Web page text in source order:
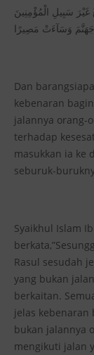
سَبِيلِ الْمُؤْمِنِينَ
جَهَنَّمَ وَسَآءَتْ مَصِيرًا
Dan
kebenaran
jalannya orang-
terhadap
masukkan ia ke
seburuk-
Syaikhul Islam
Rasul sesudah
yang bukan
berkaitan.
jelas kebenaran
bukan jalannya
mengikuti jalan